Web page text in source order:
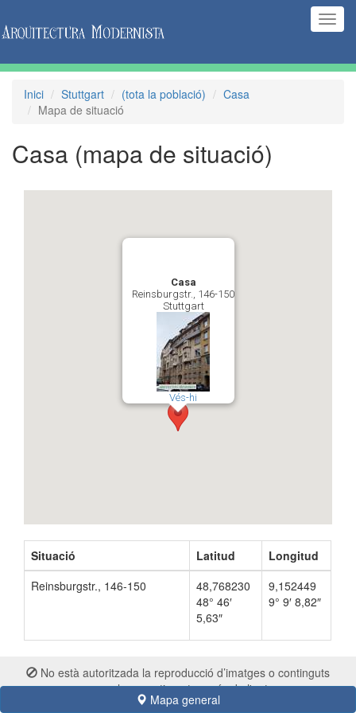
Inici Stuttgart (tota la població)
Casa
Mapa de situació
Casa (mapa de situació)
Casa
Reinsburgstr., 146-150
Stuttgart
Vés-hi
Situació Latitud
Longitud
Reinsburgstr., 146-150
48,768230
48° 46′
5,63″
9,152449
9° 9′ 8,82″
Mapa general
No està autoritzada la reproducció d’imatges o continguts
sense el consentiment exprés de l'autor